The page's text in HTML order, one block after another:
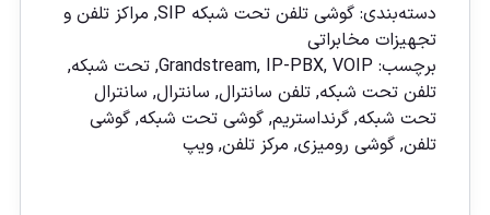
دسته‌بندی: گوشی تلفن تحت شبكه SIP , مراکز تلفن و
تجهیزات مخابراتی
برچسب:
Grandstream, IP-PBX,VOIP
, تحت شبکه,
تلفن تحت شبکه, تلفن سانترال, سانترال, سانترال
تحت شبكه, گرنداستريم, گوشی تحت شبکه, گوشی
تلفن, گوشی رومیزی, مركز تلفن, ويپ